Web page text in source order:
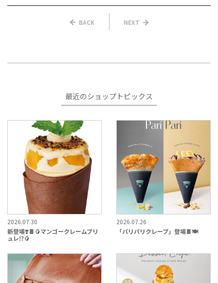
BACK NEXT
最近のショップトピックス
2026.07.30
新登場❣️🍫🥭マンゴークレームブリ
ュレ⁉️🥭
2026.07.26
「パリパリクレープ」登場🍫🍽️